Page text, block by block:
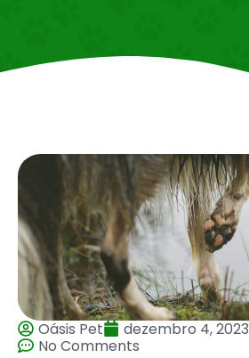
Oásis Pet dezembro 4, 2023
No Comments